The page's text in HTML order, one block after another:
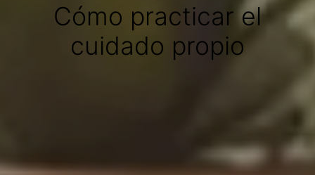
Cómo practicar el
cuidado propio